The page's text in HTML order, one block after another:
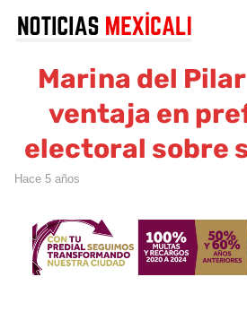
Marina del
ventaja en
electoral sobre
hace 5 años